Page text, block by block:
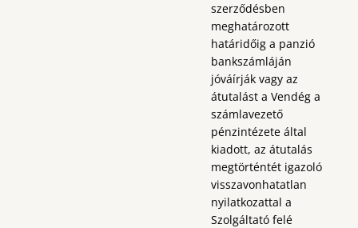
szerződésben
meghatározott
határidőig a panzió
bankszámláján
jóváírják vagy az
átutalást a Vendég a
számlavezető
pénzintézete által
kiadott, az átutalás
megtörténtét igazoló
visszavonhatatlan
nyilatkozattal a
Szolgáltató felé